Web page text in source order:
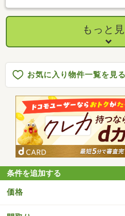
もっと
お気に入り物件一覧を見る
条件を追加する
価格